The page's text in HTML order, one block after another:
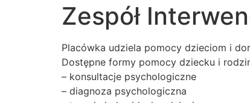
Zespół
Placówka udziela pomocy dzieciom i
Dostępne formy pomocy dziecku i
– konsultacje psychologiczne
– diagnoza psychologiczna